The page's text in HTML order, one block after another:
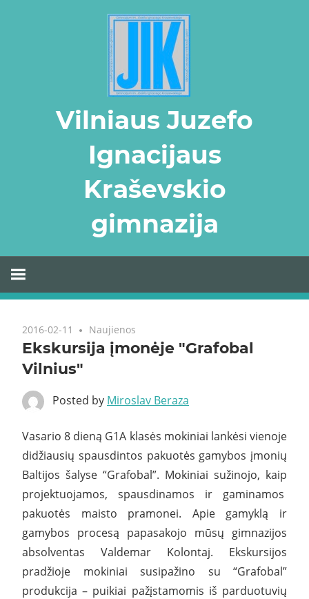
Vilniaus Juzefo
Ignacijaus
Kraševskio
gimnazija
2016-02-11 Naujienos
Ekskursija įmonėje "Grafobal
Vilnius"
Posted by Miroslav Beraza
Vasario 8 dieną G1A klasės mokiniai lankėsi vienoje
didžiausių spausdintos pakuotės gamybos įmonių
Baltijos šalyse “Grafobal”. Mokiniai sužinojo, kaip
projektuojamos, spausdinamos ir gaminamos
pakuotės maisto pramonei. Apie gamyklą ir
gamybos procesą papasakojo mūsų gimnazijos
absolventas Valdemar Kolontaj. Ekskursijos
pradžioje mokiniai susipažino su “Grafobal”
produkcija – puikiai pažįstamomis iš parduotuvių